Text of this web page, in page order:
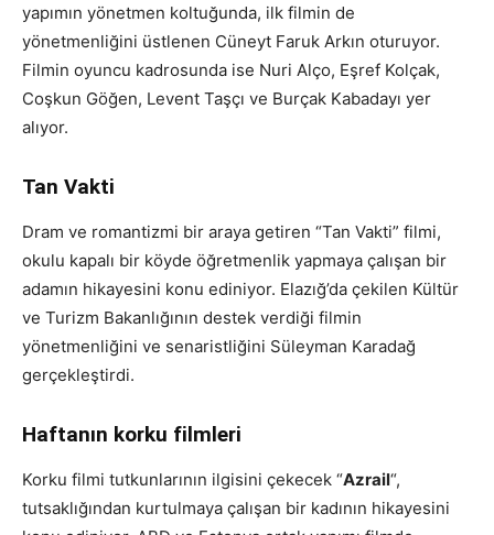
yapımın yönetmen koltuğunda, ilk filmin de
yönetmenliğini üstlenen Cüneyt Faruk Arkın oturuyor.
Filmin oyuncu kadrosunda ise Nuri Alço, Eşref Kolçak,
Coşkun Göğen, Levent Taşçı ve Burçak Kabadayı yer
alıyor.
Tan Vakti
Dram ve romantizmi bir araya getiren “Tan Vakti” filmi,
okulu kapalı bir köyde öğretmenlik yapmaya çalışan bir
adamın hikayesini konu ediniyor. Elazığ’da çekilen Kültür
ve Turizm Bakanlığının destek verdiği filmin
yönetmenliğini ve senaristliğini Süleyman Karadağ
gerçekleştirdi.
Haftanın korku filmleri
Korku filmi tutkunlarının ilgisini çekecek “Azrail“,
tutsaklığından kurtulmaya çalışan bir kadının hikayesini